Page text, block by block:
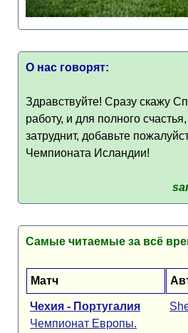
О нас говорят:
Здравствуйте! Сразу скажу
работу, и для полного
затруднит, добавьте
Чемпионата Исландии!
Самые читаемые за всё
Матч
Чехия - Португалия
Чемпионат Европы.